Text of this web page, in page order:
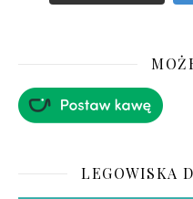
LEGOWISKA